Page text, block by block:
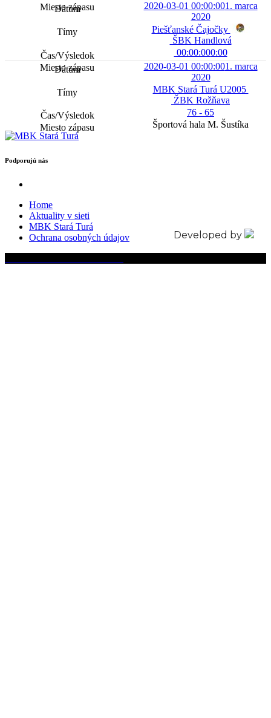
2020-03-01 00:00:001. marca
2020
Piešťanské Čajočky
ŠBK Handlová
00:00:000:00
2020-03-01 00:00:001. marca
2020
MBK Stará Turá U2005
ŽBK Rožňava
76 - 65
Športová hala M. Šustíka
Podporujú nás
Home
Aktuality v sieti
MBK Stará Turá
Ochrana osobných údajov
Developed by